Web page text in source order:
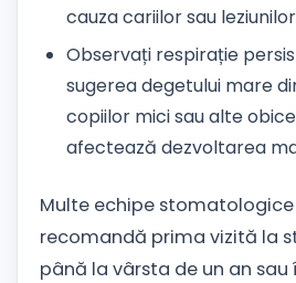
cauza cariilor sau
Observați respirație
sugerea degetului mare
copiilor mici sau alte
afectează dezvoltarea
Multe echipe
recomandă prima vizită la
până la vârsta de un an